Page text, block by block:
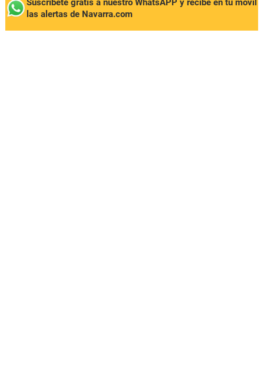
Suscríbete gratis a nuestro WhatsAPP y recibe en tu móvil
las alertas de Navarra.com